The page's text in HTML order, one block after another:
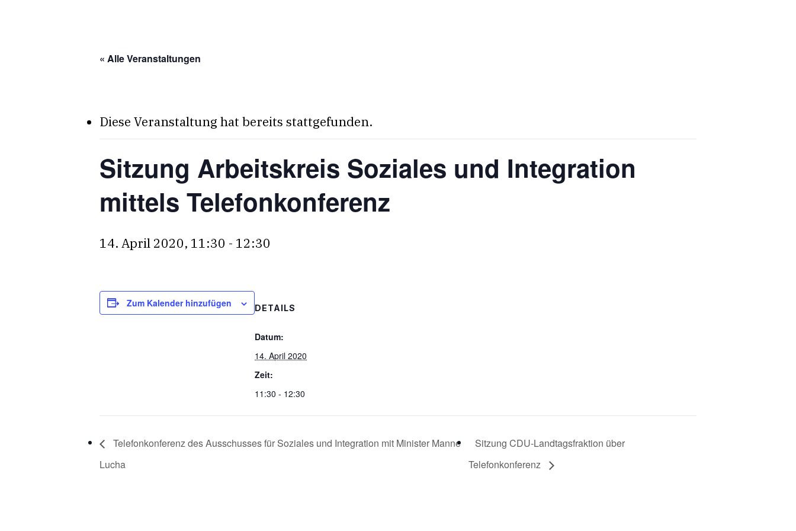
« Alle Veranstaltungen
Diese Veranstaltung hat bereits stattgefunden.
Sitzung Arbeitskreis Soziales und Integration
mittels Telefonkonferenz
14. April 2020, 11:30 - 12:30
Zum Kalender hinzufügen DETAILS
Datum:
14. April 2020
Zeit:
11:30 - 12:30
Telefonkonferenz des Ausschusses für Soziales und Integration mit Minister Manne
Lucha
Sitzung CDU-Landtagsfraktion über
Telefonkonferenz